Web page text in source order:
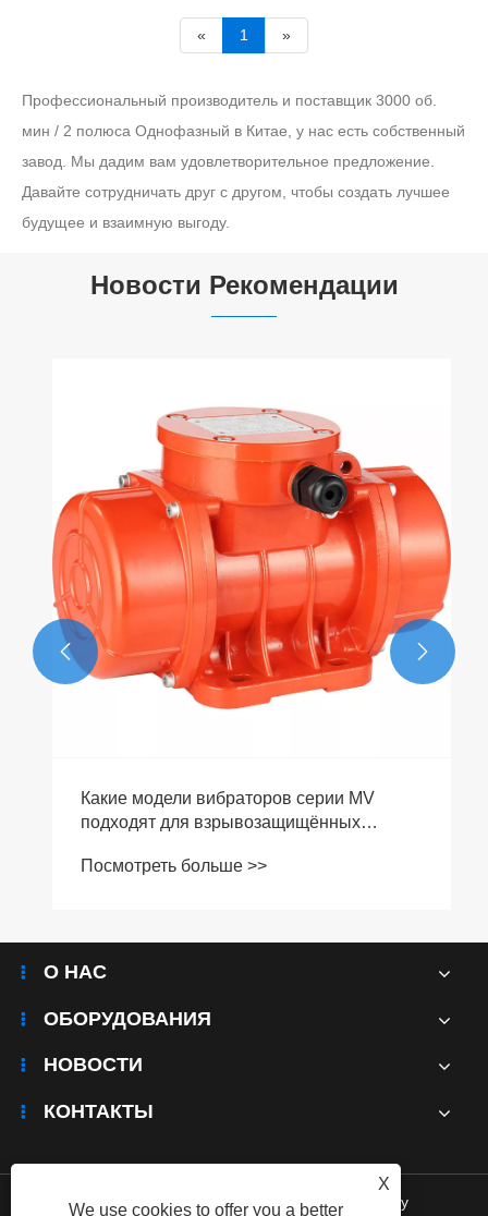
« 1 »
Профессиональный производитель и поставщик 3000 об.
мин / 2 полюса Однофазный в Китае, у нас есть собственный
завод. Мы дадим вам удовлетворительное предложение.
Давайте сотрудничать друг с другом, чтобы создать лучшее
будущее и взаимную выгоду.
Новости Рекомендации
Какие модели вибраторов серии MV
подходят для взрывозащищённых
Посмотреть больше >>
 
О НАС
ОБОРУДОВАНИЯ
НОВОСТИ
КОНТАКТЫ
Links | Sitemap | RSS | XML | Privacy Policy
X
We use cookies to offer you a better